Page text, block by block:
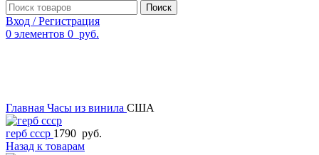
Поиск
Вход / Регистрация
0 элементов 0 руб.
Главная Часы из винила США
герб ссср 1790 руб.
Назад к товарам